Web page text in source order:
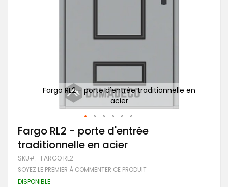
Fargo RL2 - porte d'entrée traditionnelle en
acier
Passer
au
début
de
la
Galerie
d’images
Fargo RL2 - porte d'entrée
traditionnelle en acier
SKU FARGO RL2
SOYEZ LE PREMIER À COMMENTER CE PRODUIT
DISPONIBLE